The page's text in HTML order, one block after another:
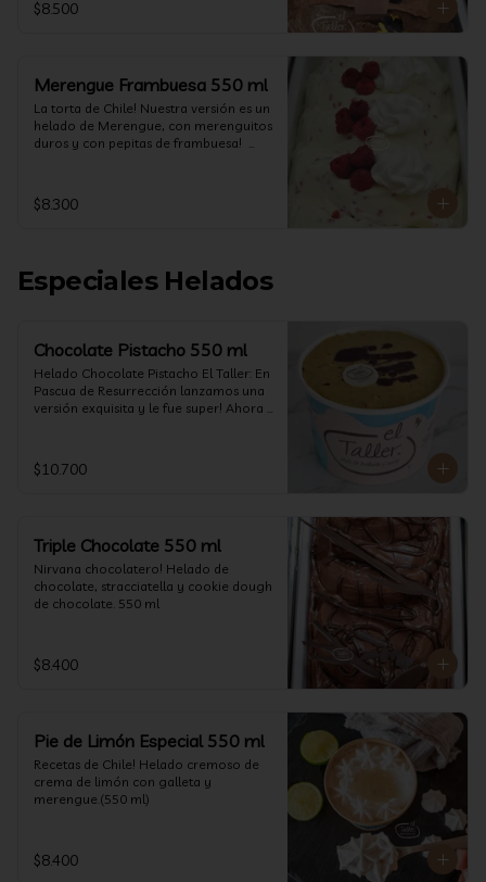
$8.500
Merengue Frambuesa 550 ml
La torta de Chile! Nuestra versión es un
helado de Merengue, con merenguitos
duros y con pepitas de frambuesa!
$8.300
Especiales Helados
Chocolate Pistacho 550 ml
Helado Chocolate Pistacho El Taller: En
Pascua de Resurrección lanzamos una
versión exquisita y le fue super! Ahora
calidad, al centro una bomba de
chocolate blanco relleno de crema de
$10.700
Triple Chocolate 550 ml
Nirvana chocolatero! Helado de
chocolate, stracciatella y cookie dough
de chocolate. 550 ml
$8.400
Pie de Limón Especial 550 ml
Recetas de Chile! Helado cremoso de
crema de limón con galleta y
merengue.(550 ml)
$8.400